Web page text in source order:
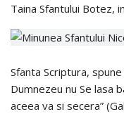
Taina Sfantului Botez,
Sfanta Scriptura,
Dumnezeu nu Se lasa
aceea va si secera”